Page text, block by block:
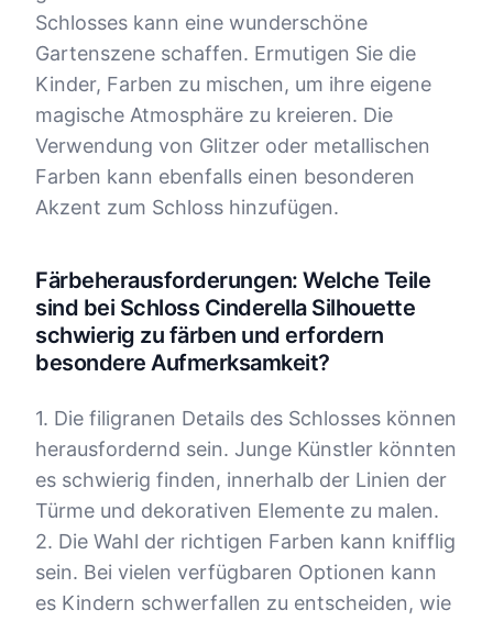
Schlosses kann eine wunderschöne
Gartenszene schaffen. Ermutigen Sie die
Kinder, Farben zu mischen, um ihre eigene
magische Atmosphäre zu kreieren. Die
Verwendung von Glitzer oder metallischen
Farben kann ebenfalls einen besonderen
Akzent zum Schloss hinzufügen.
Färbeherausforderungen: Welche Teile
sind bei Schloss Cinderella Silhouette
schwierig zu färben und erfordern
besondere Aufmerksamkeit?
1. Die filigranen Details des Schlosses können
herausfordernd sein. Junge Künstler könnten
es schwierig finden, innerhalb der Linien der
Türme und dekorativen Elemente zu malen.
2. Die Wahl der richtigen Farben kann knifflig
sein. Bei vielen verfügbaren Optionen kann
es Kindern schwerfallen zu entscheiden, wie